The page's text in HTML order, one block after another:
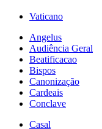
Vaticano
Angelus
Audiência Geral
Beatificacao
Bispos
Canonização
Cardeais
Conclave
Casal